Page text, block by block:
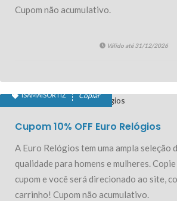
Cupom não acumulativo.
Válido até 31/12/2026
10% OFF EXCLUSIVO
ISAMAISORTIZ Copiar
Cupom 10% OFF Euro Relógios
A Euro Relógios tem uma ampla seleção
qualidade para homens e mulheres.
cupom e você será direcionado ao site,
carrinho! Cupom não acumulativo.